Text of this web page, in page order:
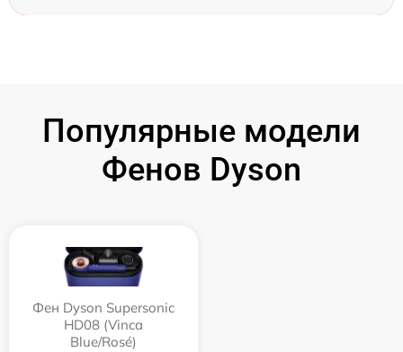
Популярные модели
Фенов Dyson
Фен Dyson Supersonic
HD08 (Vinca
Blue/Rosé)